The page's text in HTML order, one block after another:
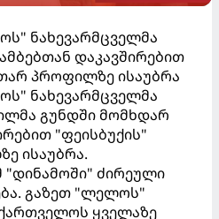
ნახევარმცველმა
დაკავშირებით
პროფილზე ისაუბრა
ნახევარმცველმა
გუნდში მომხდარ
"ფეისბუქის"
ისაუბრა.
"დინამოში" ძირეული
გაზეთ "ლელოს"
ყველაზე